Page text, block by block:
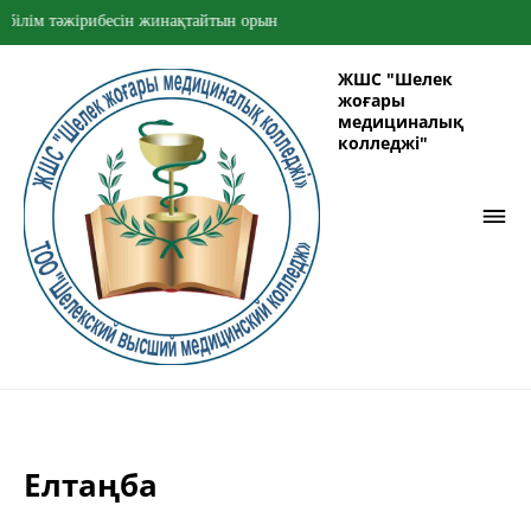
жинақтайтын орын
ЖШС "Шелек
жоғары
медициналық
колледжі"
Елтаңба